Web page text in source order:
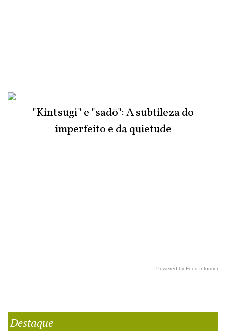
"Kintsugi" e "sadō": A subtileza do
imperfeito e da quietude
Powered by Feed Informer
Destaque